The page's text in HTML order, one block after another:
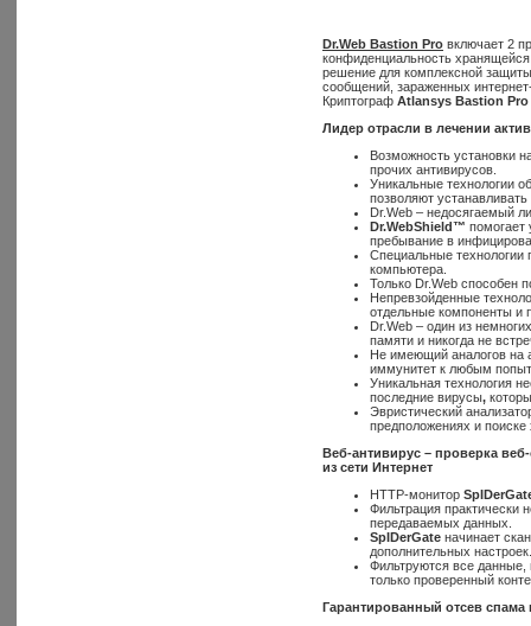
Dr.Web Bastion Pro включает 2
конфиденциальность
решение для комплексной
сообщений, зараженных
Криптограф Atlansys Bastion Pro
Лидер отрасли в лечении
Возможность установки
прочих антивирусов.
Уникальные технологии
позволяют
Dr.Web – недосягаемый
Dr.WebShield™ помогает
пребывание в
Специальные технологии
компьютера.
Только Dr.Web способен
Непревзойденные
отдельные компоненты и
Dr.Web – один из
памяти и никогда не
Не имеющий аналогов на
иммунитет к любым
Уникальная технология
последние вирусы,
Эвристический
предположениях и поиске
Веб-антивирус – проверка
из сети Интернет
HTTP-монитор SpIDer
Фильтрация практически
передаваемых данных.
SpIDerGate начинает
дополнительных настроек.
Фильтруются все данные,
только проверенный
Гарантированный отсев